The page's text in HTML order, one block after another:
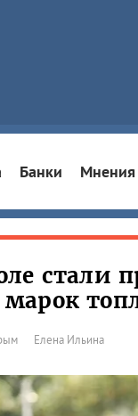
Банки Мнения
стали
Елена Ильина